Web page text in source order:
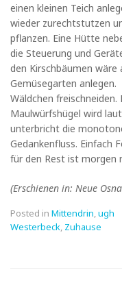
einen kleinen Teich
wieder zurechtstutzen
pflanzen. Eine Hütte
die Steuerung und
den Kirschbäumen wäre
Gemüsegarten anlegen.
Wäldchen
Maulwürfshügel wird
unterbricht die
Gedankenfluss. Einfach
für den Rest ist morgen
(Erschienen in: Neue
Posted in Mittendrin,ugh
Westerbeck, Zuhause